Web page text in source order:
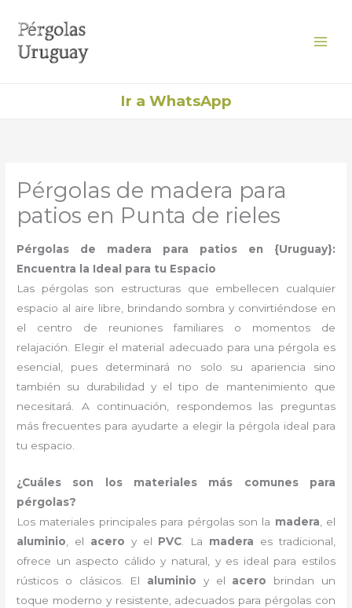
contenido
Ir a WhatsApp
Pérgolas de madera para
patios en Punta de rieles
Pérgolas de madera para patios en {Uruguay}:
Encuentra la Ideal para tu Espacio
Las pérgolas son estructuras que embellecen cualquier
espacio al aire libre, brindando sombra y convirtiéndose en
el centro de reuniones familiares o momentos de
relajación. Elegir el material adecuado para una pérgola es
esencial, pues determinará no solo su apariencia sino
también su durabilidad y el tipo de mantenimiento que
necesitará. A continuación, respondemos las preguntas
más frecuentes para ayudarte a elegir la pérgola ideal para
tu espacio.
¿Cuáles son los materiales más comunes para
pérgolas?
Los materiales principales para pérgolas son la madera , el
aluminio , el acero y el PVC . La madera es tradicional,
ofrece un aspecto cálido y natural, y es ideal para estilos
rústicos o clásicos. El aluminio y el acero brindan un
toque moderno y resistente, adecuados para pérgolas con